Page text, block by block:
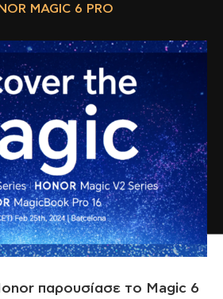
MAGIC 6 PRO
παρουσίασε το Magic 6